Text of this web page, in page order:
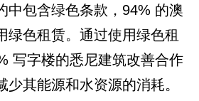
中包含绿色条款，94% 的澳
绿色租赁。通过使用绿色租
写字楼的悉尼建筑改善合作
少其能源和水资源的消耗。